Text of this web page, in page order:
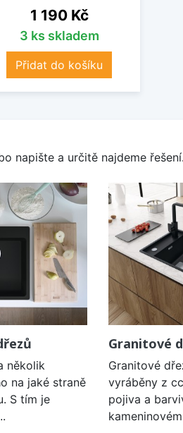
Cena
1 190 Kč
3 ks skladem
Přidat do košíku
napište a určitě najdeme řešení.
několik
na jaké straně
S tím je
Granitové
Granitové
vyráběny z
pojiva a